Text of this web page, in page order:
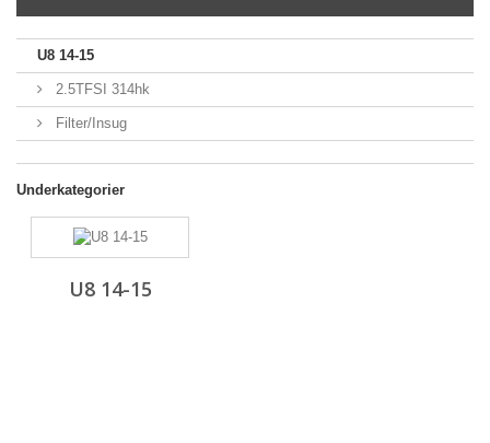
U8 14-15
2.5TFSI 314hk
Filter/Insug
Underkategorier
U8 14-15